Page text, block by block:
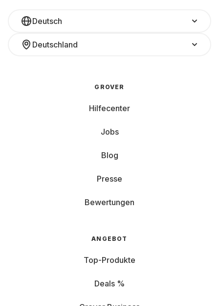
Deutsch
Deutschland
GROVER
Hilfecenter
Jobs
Blog
Presse
Bewertungen
ANGEBOT
Top-Produkte
Deals %